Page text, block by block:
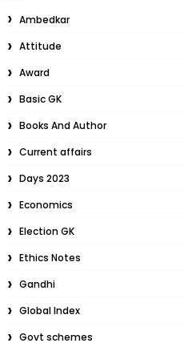
Ambedkar
Attitude
Award
Basic GK
Books And Author
Current affairs
Days 2023
Economics
Election GK
Ethics Notes
Gandhi
Global Index
Govt schemes